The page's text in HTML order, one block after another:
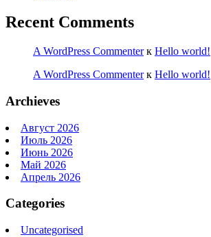
Recent Comments
A WordPress Commenterк Hello world!
A WordPress Commenterк Hello world!
Archieves
Август 2026
Июль 2026
Июнь 2026
Май 2026
Апрель 2026
Categories
Uncategorised